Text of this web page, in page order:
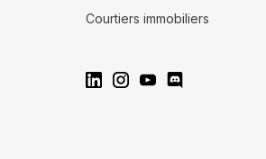
Courtiers immobiliers